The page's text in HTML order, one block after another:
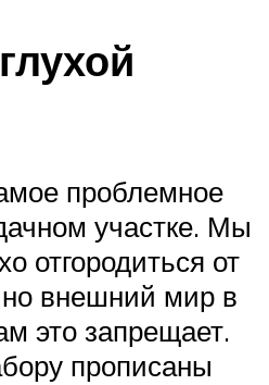
проблемное
участке. Мы
отгородиться от
внешний мир в
это запрещает.
прописаны